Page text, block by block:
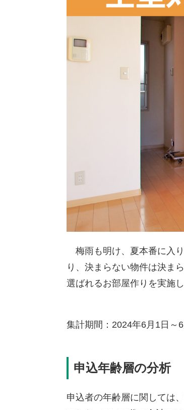
梅雨も明け、夏本番に入
り、決まらない物件は決ま
選ばれるお部屋作りを実施
集計期間：2024年6月1日～
申込年齢層の分析
申込者の年齢層に関しては